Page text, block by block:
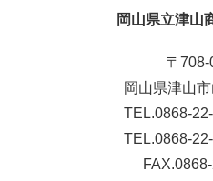
岡山県立津山
〒708-
岡山県津山市
TEL.0868-
TEL.0868-